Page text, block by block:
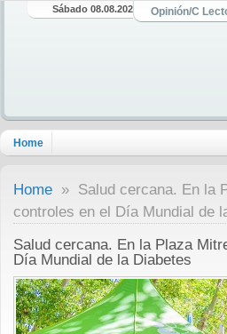
Sábado 08.08.2026 Opinión/C
Home
Home » Salud cercana. En la
controles en el Día Mundial de
Salud cercana. En la Plaza
Día Mundial de la Diabetes